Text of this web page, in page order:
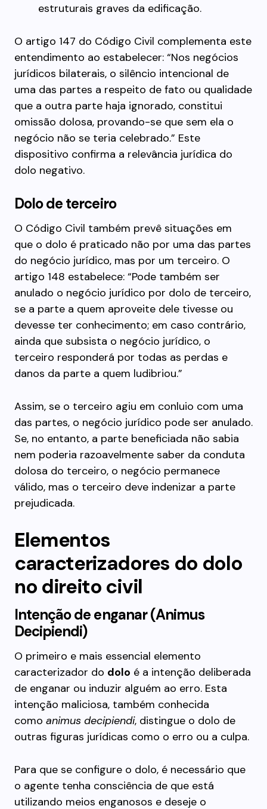
estruturais graves da edificação.
O artigo 147 do Código Civil complementa este
entendimento ao estabelecer: “Nos negócios
jurídicos bilaterais, o silêncio intencional de
uma das partes a respeito de fato ou qualidade
que a outra parte haja ignorado, constitui
omissão dolosa, provando-se que sem ela o
negócio não se teria celebrado.” Este
dispositivo confirma a relevância jurídica do
dolo negativo.
Dolo de terceiro
O Código Civil também prevê situações em
que o dolo é praticado não por uma das partes
do negócio jurídico, mas por um terceiro. O
artigo 148 estabelece: “Pode também ser
anulado o negócio jurídico por dolo de terceiro,
se a parte a quem aproveite dele tivesse ou
devesse ter conhecimento; em caso contrário,
ainda que subsista o negócio jurídico, o
terceiro responderá por todas as perdas e
danos da parte a quem ludibriou.”
Assim, se o terceiro agiu em conluio com uma
das partes, o negócio jurídico pode ser anulado.
Se, no entanto, a parte beneficiada não sabia
nem poderia razoavelmente saber da conduta
dolosa do terceiro, o negócio permanece
válido, mas o terceiro deve indenizar a parte
prejudicada.
Elementos
caracterizadores do dolo
no direito civil
Intenção de enganar (Animus
Decipiendi)
O primeiro e mais essencial elemento
caracterizador do dolo é a intenção deliberada
de enganar ou induzir alguém ao erro. Esta
intenção maliciosa, também conhecida
como animus decipiendi, distingue o dolo de
outras figuras jurídicas como o erro ou a culpa.
Para que se configure o dolo, é necessário que
o agente tenha consciência de que está
utilizando meios enganosos e deseje o